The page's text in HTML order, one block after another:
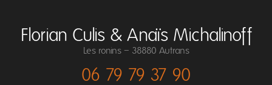
Florian Culis & Anaïs Michalinoff
Les ronins – 38880 Autrans
06 79 79 37 90